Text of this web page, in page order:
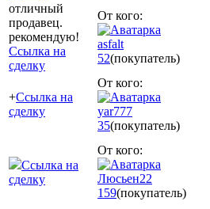
отличный
продавец.
рекомендую!
Ссылка на
сделку
От кого:
asfalt
52(покупатель)
+Ссылка на
сделку
От кого:
yar777
35(покупатель)
Ссылка на
сделку
От кого:
Люсьен22
159(покупатель)